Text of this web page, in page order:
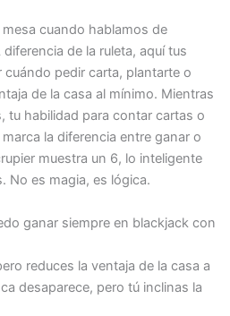
cuando hablamos de
diferencia de la ruleta, aquí tus
pedir carta, plantarte o
de la casa al mínimo. Mientras
tu habilidad para contar cartas o
la diferencia entre ganar o
muestra un 6, lo inteligente
No es magia, es lógica.
ganar siempre en blackjack con
reduces la ventaja de la casa a
desaparece, pero tú inclinas la